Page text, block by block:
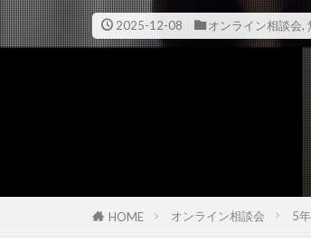
2025-12-08 オンライン相談会,
HOME オンライン相談会 5